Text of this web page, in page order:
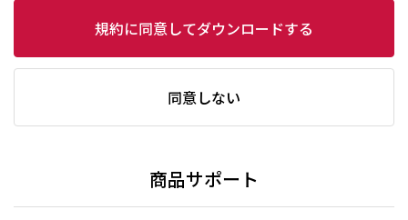
規約に同意してダウンロードする
同意しない
商品サポート